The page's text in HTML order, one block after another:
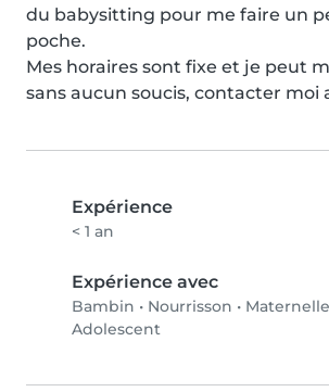
du babysitting pour me faire un
poche.
Mes horaires sont fixe et je peut
sans aucun soucis, contacter moi
Expérience
< 1 an
Expérience avec
Bambin • Nourrisson • Maternelle
Adolescent